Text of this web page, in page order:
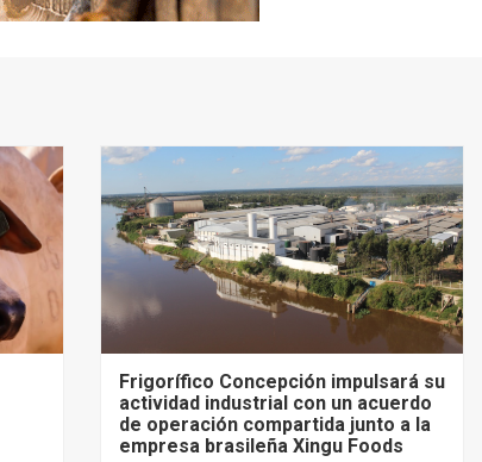
Frigorífico Concepción impulsará su
actividad industrial con un acuerdo
de operación compartida junto a la
empresa brasileña Xingu Foods